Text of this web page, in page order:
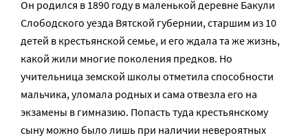
Он родился в 1890 году в маленькой деревне Бакули
Слободского уезда Вятской губернии, старшим из 10
детей в крестьянской семье, и его ждала та же жизнь,
какой жили многие поколения предков. Но
учительница земской школы отметила способности
мальчика, уломала родных и сама отвезла его на
экзамены в гимназию. Попасть туда крестьянскому
сыну можно было лишь при наличии невероятных